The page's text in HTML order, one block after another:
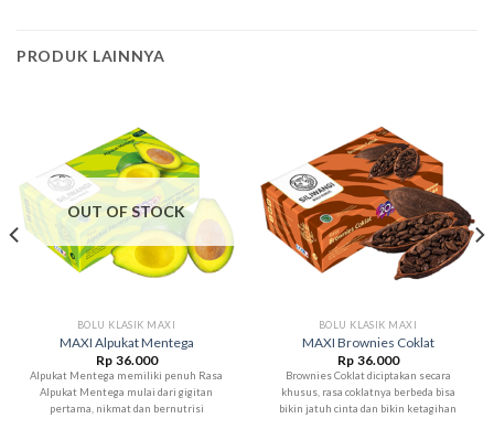
PRODUK LAINNYA
OUT OF STOCK
BOLU KLASIK MAXI
MAXI Alpukat Mentega
Rp 36.000
Alpukat Mentega memiliki penuh Rasa
Alpukat Mentega mulai dari gigitan
pertama, nikmat dan bernutrisi
BOLU KLASIK MAXI
MAXI Brownies Coklat
Rp 36.000
Brownies Coklat diciptakan secara
khusus, rasa coklatnya berbeda bisa
bikin jatuh cinta dan bikin ketagihan